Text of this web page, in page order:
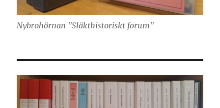
Nybrohörnan "Släkthistoriskt forum"